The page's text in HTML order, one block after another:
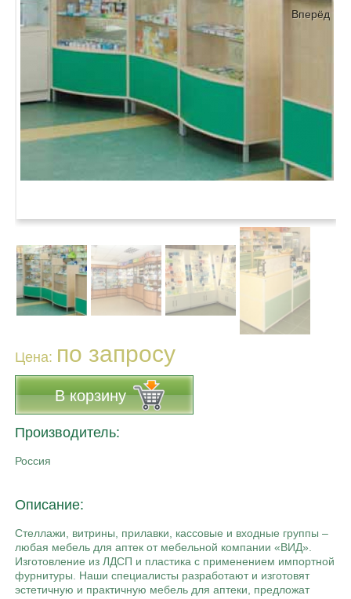
Вперёд
Цена: по запросу
В корзину
Производитель:
Россия
Описание:
Стеллажи, витрины, прилавки, кассовые и входные группы –
любая мебель для аптек от мебельной компании «ВИД».
Изготовление из ЛДСП и пластика с применением импортной
фурнитуры. Наши специалисты разработают и изготовят
эстетичную и практичную мебель для аптеки, предложат